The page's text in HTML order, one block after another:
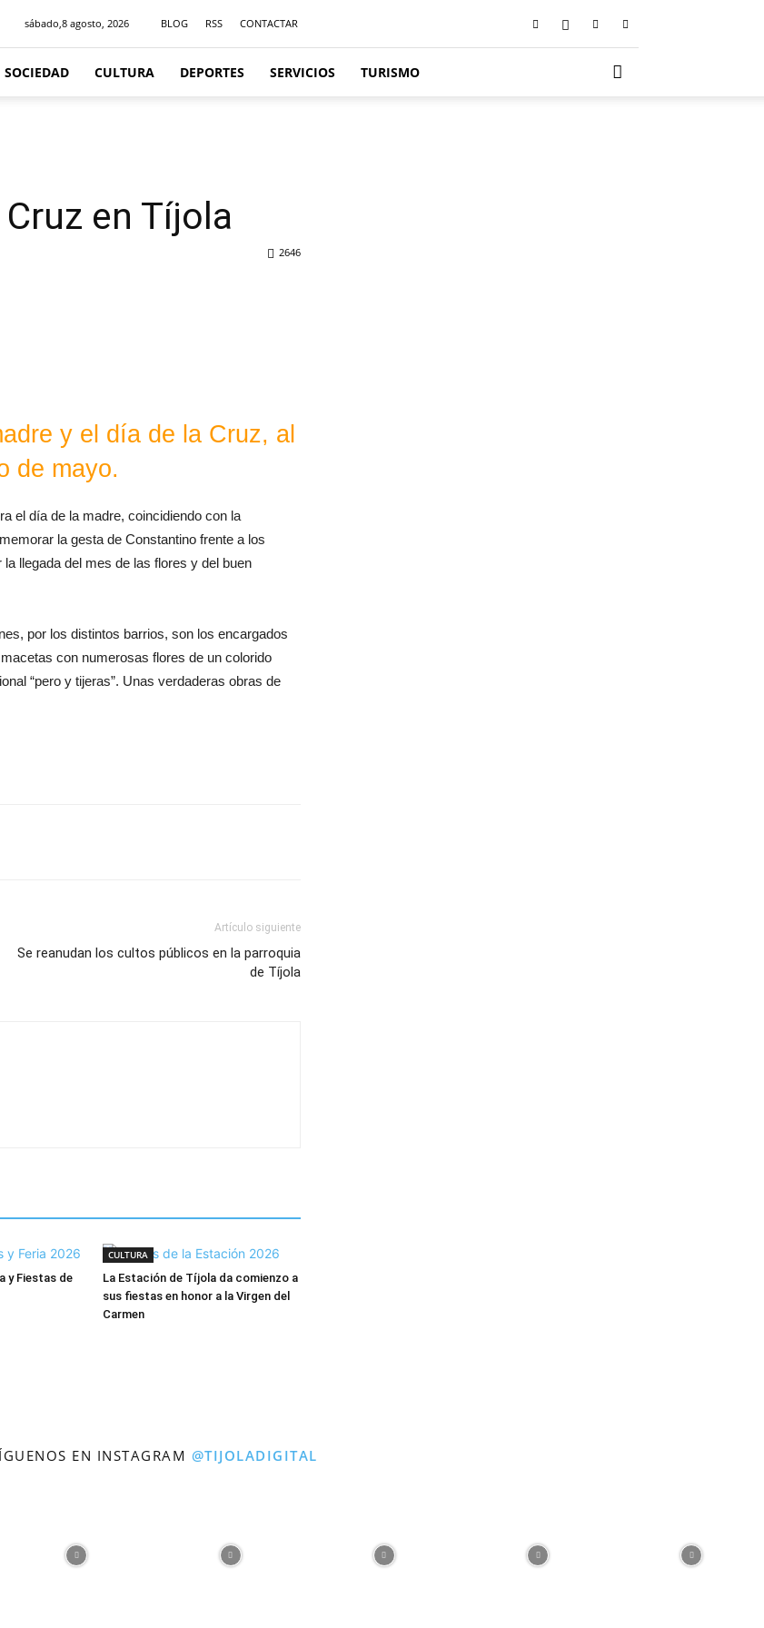
sábado,8 agosto, 2026 BLOG RSS CONTACTAR
SOCIEDAD CULTURA DEPORTES SERVICIOS TURISMO
en Tíjola
2646
y el día de la Cruz, al
de mayo.
el día de la madre, coincidiendo con la
la gesta de Constantino frente a los
llegada del mes de las flores y del buen
por los distintos barrios, son los encargados
con numerosas flores de un colorido
“pero y tijeras”. Unas verdaderas obras de
Artículo siguiente
Se reanudan los cultos públicos en la parroquia
de Tíjola
y Fiestas de
CULTURA
La Estación de Tíjola da comienzo a
sus fiestas en honor a la Virgen del
Carmen
EN INSTAGRAM @TIJOLADIGITAL